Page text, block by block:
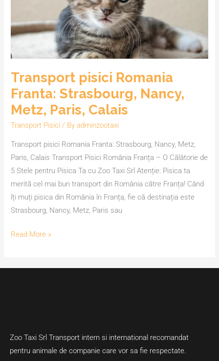
Transport pisici Romania
Franta: Strasbourg, Nancy,
Metz, Paris, Calais
Transport Pisici / Byadminzootaxi
Transport pisici Romania Franta: Strasbourg, Nancy, Metz,
Paris, Calais Transport Pisici România Franța – O Călătorie de
5 Stele pentru Pisica Ta cu Zoo Taxi Srl Atenție: Pisica ta
merită cel mai bun transport din România către Franța! Când
îți muți pisica din România în Franța, fie că destinația este
Strasbourg, Nancy, Metz, Paris sau
Paris,
Calais
Read More »
Zoo Taxi Srl Transport intern si international recomandat
pentru animale de companie care vor sa fie respectate.